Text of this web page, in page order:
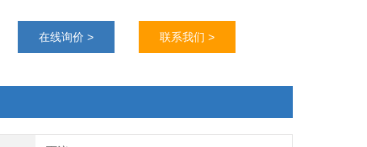
在线询价 > 联系我们 >